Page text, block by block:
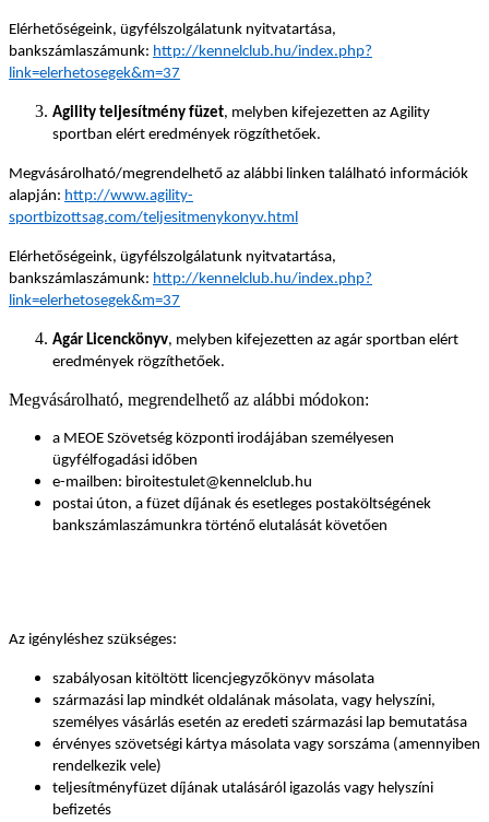
Elérhetőségeink, ügyfélszolgálatunk nyitvatartása,
bankszámlaszámunk: http://kennelclub.hu/index.php?
link=elerhetosegek&m=37
Agility teljesítmény füzet, melyben kifejezetten az Agility
sportban elért eredmények rögzíthetőek.
Megvásárolható/megrendelhető az alábbi linken található információk
alapján: http://www.agility-
sportbizottsag.com/teljesitmenykonyv.html
Elérhetőségeink, ügyfélszolgálatunk nyitvatartása,
bankszámlaszámunk: http://kennelclub.hu/index.php?
link=elerhetosegek&m=37
Agár Licenckönyv, melyben kifejezetten az agár sportban elért
eredmények rögzíthetőek.
Megvásárolható, megrendelhető az alábbi módokon:
a MEOE Szövetség központi irodájában személyesen
ügyfélfogadási időben
e-mailben: biroitestulet@kennelclub.hu
postai úton, a füzet díjának és esetleges postaköltségének
bankszámlaszámunkra történő elutalását követően
Az igényléshez szükséges:
szabályosan kitöltött licencjegyzőkönyv másolata
származási lap mindkét oldalának másolata, vagy helyszíni,
személyes vásárlás esetén az eredeti származási lap bemutatása
érvényes szövetségi kártya másolata vagy sorszáma (amennyiben
rendelkezik vele)
teljesítményfüzet díjának utalásáról igazolás vagy helyszíni
befizetés